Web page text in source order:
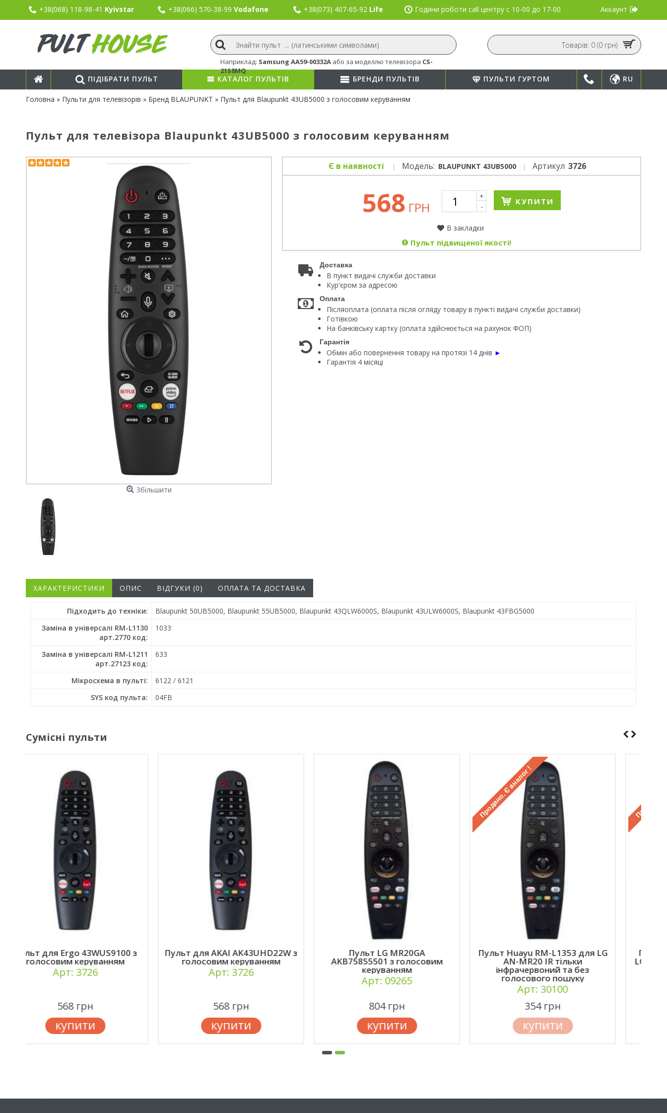
+38(068) 118-98-41 Kyivstar +38(066) 570-38-99 Vodafone +38(073) 407-65-92 Life Години роботи call центру с 10-00 до 17-00 Аккаунт
Наприклад: Samsung AA59-00332A або за моделлю телевізора CS-
21S8MQ
Товарів: 0 (0 грн)
ПІДІБРАТИ ПУЛЬТ КАТАЛОГ ПУЛЬТІВ БРЕНДИ ПУЛЬТІВ ПУЛЬТИ ГУРТОМ RU
Головна » Пульти для телевізорів » Бренд BLAUPUNKT » Пульт для Blaupunkt 43UB5000 з голосовим керуванням
Пульт для телевізора Blaupunkt 43UB5000 з голосовим керуванням
Збільшити
Є в наявності Модель: BLAUPUNKT 43UB5000 Артикул 3726
568 ГРН
+
-
КУПИТИ
В закладки
Пульт підвищеної якості!
Доставка
В пункт видачі служби доставки
Кур'єром за адресою
Оплата
Післяоплата (оплата після огляду товару в пункті видачі служби доставки)
Готівкою
На банківську картку (оплата здійснюється на рахунок ФОП)
Гарантія
Обмін або повернення товару на протязі 14 днів ►
Гарантія 4 місяці
ХАРАКТЕРИСТИКИ ОПИС ВІДГУКИ (0) ОПЛАТА ТА ДОСТАВКА
Підходить до техніки:
Blaupunkt 50UB5000, Blaupunkt 55UB5000, Blaupunkt 43QLW6000S, Blaupunkt 43ULW6000S, Blaupunkt 43FBG5000
Заміна в універсалі RM-L1130
арт.2770 код:
1033
Заміна в універсалі RM-L1211
арт.27123 код:
633
Мікросхема в пульті:
6122 / 6121
SYS код пульта:
04FB
Сумісні пульти
Пульт для AKAI AK43UHD22W з
голосовим керуванням
Арт: 3726
568 грн
купити
Пульт LG MR20GA
AKB75855501 з голосовим
керуванням
804 грн
купити
Пульт Huayu RM-L1353 для LG
AN-MR20 IR тільки
інфрачервоний та без
голосового пошуку
354 грн
купити
Пульт Magic Motion Remote
LG AN-MR20GA (AKB75036901)
з голосовим керуванням
Арт: 09282
612 грн
купити